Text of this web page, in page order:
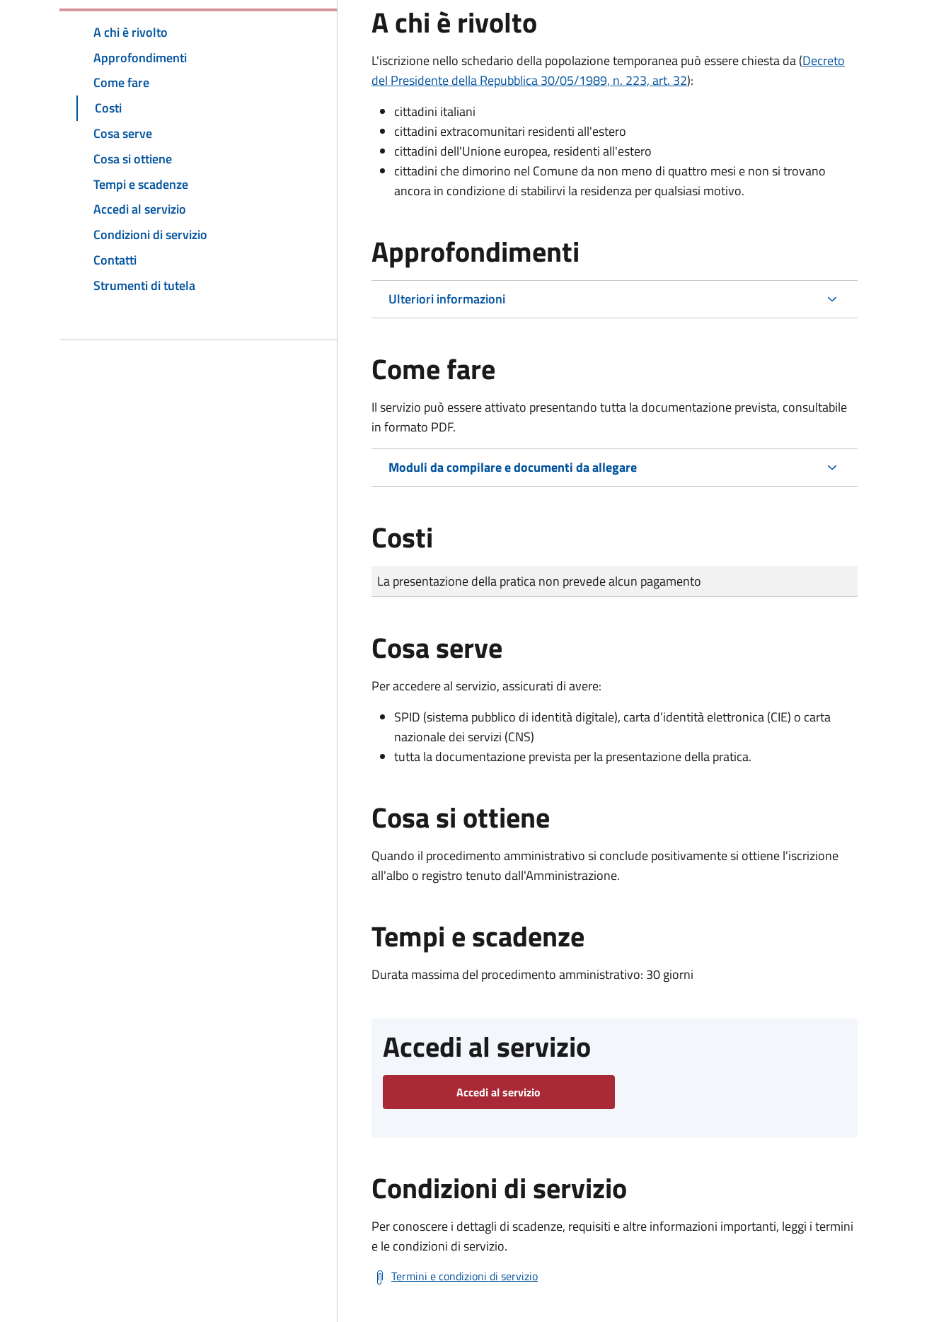
A chi è rivolto
Approfondimenti
Come fare
Costi
Cosa serve
Cosa si ottiene
Tempi e scadenze
Accedi al servizio
Condizioni di servizio
Contatti
Strumenti di tutela
A chi è rivolto
L'iscrizione nello schedario della popolazione temporanea può essere chiesta da (Decreto
del Presidente della Repubblica 30/05/1989, n. 223, art. 32):
cittadini italiani
cittadini extracomunitari residenti all'estero
cittadini dell'Unione europea, residenti all'estero
cittadini che dimorino nel Comune da non meno di quattro mesi e non si trovano
ancora in condizione di stabilirvi la residenza per qualsiasi motivo.
Approfondimenti
Ulteriori informazioni
Come fare
Il servizio può essere attivato presentando tutta la documentazione prevista, consultabile
in formato PDF.
Moduli da compilare e documenti da allegare
Costi
Tipo di pagamento
Importo
La presentazione della pratica non prevede alcun pagamento
Cosa serve
Per accedere al servizio, assicurati di avere:
SPID (sistema pubblico di identità digitale), carta d’identità elettronica (CIE) o carta
nazionale dei servizi (CNS)
tutta la documentazione prevista per la presentazione della pratica.
Cosa si ottiene
Quando il procedimento amministrativo si conclude positivamente si ottiene l'iscrizione
all'albo o registro tenuto dall'Amministrazione.
Tempi e scadenze
Durata massima del procedimento amministrativo: 30 giorni
Accedi al servizio
Accedi al servizio
Condizioni di servizio
Per conoscere i dettagli di scadenze, requisiti e altre informazioni importanti, leggi i termini
e le condizioni di servizio.
Termini e condizioni di servizio